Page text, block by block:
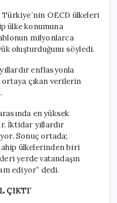
2005’ten
yana
53
kat
için
OECD ülkeleri
ülke konumuna
milyonlarca
oluşturduğunu söyledi.
enflasyonla
çıkan verilerin
en yüksek
İktidar yıllardır
Sonuç ortada;
ülkelerinden biri
yerde vatandaşın
ediyor” dedi.
ÇIKTI’